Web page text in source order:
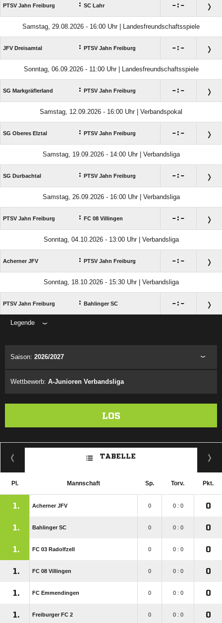
PTSV Jahn Freiburg : SC Lahr : 
Samstag, 29.08.2026 - 16:00 Uhr | Landesfreundschaftsspiele
JFV Dreisamtal : PTSV Jahn Freiburg : 
Sonntag, 06.09.2026 - 11:00 Uhr | Landesfreundschaftsspiele
SG Markgräflerland : PTSV Jahn Freiburg : 
Samstag, 12.09.2026 - 16:00 Uhr | Verbandspokal
SG Oberes Elztal : PTSV Jahn Freiburg : 
Samstag, 19.09.2026 - 14:00 Uhr | Verbandsliga
SG Durbachtal : PTSV Jahn Freiburg : 
Samstag, 26.09.2026 - 16:00 Uhr | Verbandsliga
PTSV Jahn Freiburg : FC 08 Villingen : 
Sonntag, 04.10.2026 - 13:00 Uhr | Verbandsliga
Acherner JFV : PTSV Jahn Freiburg : 
Sonntag, 18.10.2026 - 15:30 Uhr | Verbandsliga
PTSV Jahn Freiburg : Bahlinger SC : 
Legende
Saison: 2026/2027
Wettbewerb: A-Junioren Verbandsliga
LOS
TABELLE
Pl. Mannschaft Sp. Torv. Pkt.
1. Acherner JFV 0 0 : 0 0
1. Bahlinger SC 0 0 : 0 0
1. FC 03 Radolfzell 0 0 : 0 0
1. FC 08 Villingen 0 0 : 0 0
1. FC Emmendingen 0 0 : 0 0
1. Freiburger FC 2 0 0 : 0 0